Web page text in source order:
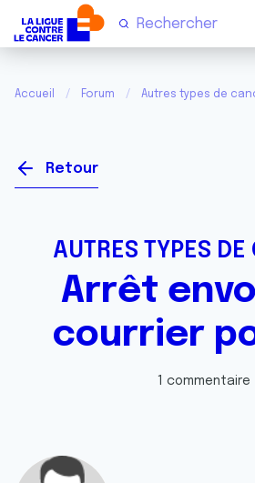
Accueil Forum Autres types de
Retour
AUTRES TYPES DE
Arrêt
courrier
1 commentaire